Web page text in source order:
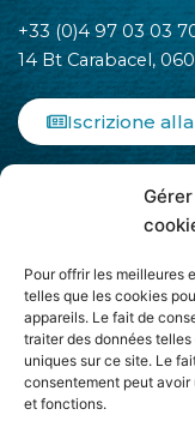
Pour offrir les meilleures
telles que les cookies
appareils. Le fait de
traiter des données
uniques sur ce site. Le
consentement peut
et fonctions.
+33 (0)4 97 03 03
14 Bt Carabacel,
Iscrizione
b
o
o
k
-
f
a
g
r
a
m
i
n
e
d
i
n
-
i